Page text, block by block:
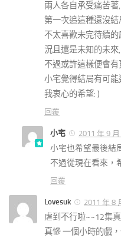
兩人各自承受痛苦著,
第一次追這種還沒結
不太喜歡未完待續的
況且還是未知的未來,
不過或許這樣便會
小宅覺得結局有可能
我衷心的希望: )
回覆
小宅 2011 年 9
小宅也希望最後結
不過從現在看來，
回覆
Lovesuk 2011 年 8
虐到不行啦~~12集
真慘 一個小時的戲